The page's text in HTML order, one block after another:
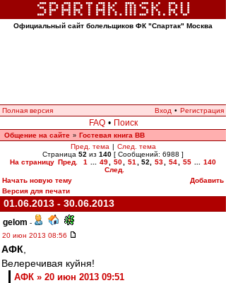
Официальный сайт болельщиков ФК "Спартак" Москва
Полная версия Вход • Регистрация
FAQ • Поиск
Общение на сайте » Гостевая книга ВВ
Пред. тема | След. тема
Страница 52 из 140 [ Сообщений: 6988 ]
На страницу Пред. 1 49 50 51 52 53 54 55
140
След.
Начать новую тему
Добавить
Версия для печати
01.06.2013 - 30.06.2013
gelom -
20 июн 2013 08:56
АФК
Велеречивая куйня!
АФК » 20 июн 2013 09:51